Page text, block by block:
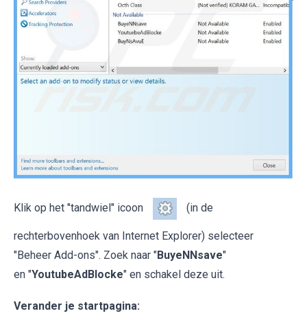
Klik op het "tandwiel" icoon (in de
rechterbovenhoek van Internet Explorer) selecteer
"Beheer Add-ons". Zoek naar "BuyeNNsave"
en "YoutubeAdBlocke" en schakel deze uit.
Verander je startpagina: